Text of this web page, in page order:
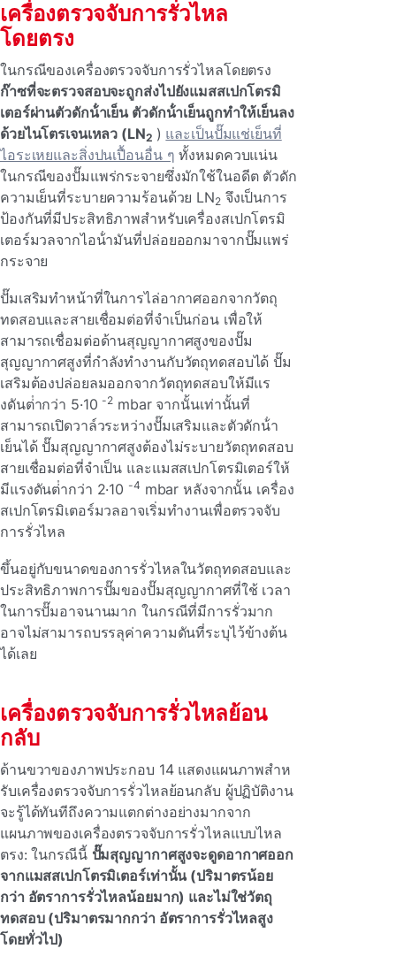
เครื่องตรวจจับการรั่วไหล
โดยตรง
ในกรณีของเครื่องตรวจจับการรั่วไหลโดยตรง
ก๊าซที่จะตรวจสอบจะถูกส่งไปยังแมสสเปกโตรมิ
เตอร์ผ่านตัวดักน้ําเย็น ตัวดักน้ําเย็นถูกทําให้เย็นลง
ด้วยไนโตรเจนเหลว (LN2 ) และเป็นปั๊มแช่เย็นที่
ไอระเหยและสิ่งปนเปื้อนอื่น ๆ ทั้งหมดควบแน่น
ในกรณีของปั๊มแพร่กระจายซึ่งมักใช้ในอดีต ตัวดัก
ความเย็นที่ระบายความร้อนด้วย LN2จึงเป็นการ
ป้องกันที่มีประสิทธิภาพสําหรับเครื่องสเปกโตรมิ
เตอร์มวลจากไอน้ํามันที่ปล่อยออกมาจากปั๊มแพร่
กระจาย
ปั๊มเสริมทําหน้าที่ในการไล่อากาศออกจากวัตถุ
ทดสอบและสายเชื่อมต่อที่จําเป็นก่อน เพื่อให้
สามารถเชื่อมต่อด้านสุญญากาศสูงของปั๊ม
สุญญากาศสูงที่กําลังทํางานกับวัตถุทดสอบได้ ปั๊ม
เสริมต้องปล่อยลมออกจากวัตถุทดสอบให้มีแร
งดันต่ํากว่า 5·10 -2 mbar จากนั้นเท่านั้นที่
สามารถเปิดวาล์วระหว่างปั๊มเสริมและตัวดักน้ํา
เย็นได้ ปั๊มสุญญากาศสูงต้องไม่ระบายวัตถุทดสอบ
สายเชื่อมต่อที่จําเป็น และแมสสเปกโตรมิเตอร์ให้
มีแรงดันต่ํากว่า 2·10 -4 mbar หลังจากนั้น เครื่อง
สเปกโตรมิเตอร์มวลอาจเริ่มทํางานเพื่อตรวจจับ
การรั่วไหล
ขึ้นอยู่กับขนาดของการรั่วไหลในวัตถุทดสอบและ
ประสิทธิภาพการปั๊มของปั๊มสุญญากาศที่ใช้ เวลา
ในการปั๊มอาจนานมาก ในกรณีที่มีการรั่วมาก
อาจไม่สามารถบรรลุค่าความดันที่ระบุไว้ข้างต้น
ได้เลย
เครื่องตรวจจับการรั่วไหลย้อน
กลับ
ด้านขวาของภาพประกอบ 14 แสดงแผนภาพสําห
รับเครื่องตรวจจับการรั่วไหลย้อนกลับ ผู้ปฏิบัติงาน
จะรู้ได้ทันทีถึงความแตกต่างอย่างมากจาก
แผนภาพของเครื่องตรวจจับการรั่วไหลแบบไหล
ตรง: ในกรณีนี้ ปั๊มสุญญากาศสูงจะดูดอากาศออก
จากแมสสเปกโตรมิเตอร์เท่านั้น (ปริมาตรน้อย
กว่า อัตราการรั่วไหลน้อยมาก) และไม่ใช่วัตถุ
ทดสอบ (ปริมาตรมากกว่า อัตราการรั่วไหลสูง
โดยทั่วไป)